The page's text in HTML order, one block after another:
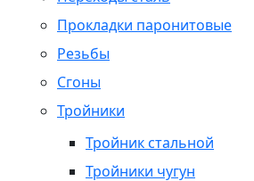
Прокладки паронитовые
Резьбы
Сгоны
Тройники
Тройник стальной
Тройники чугун